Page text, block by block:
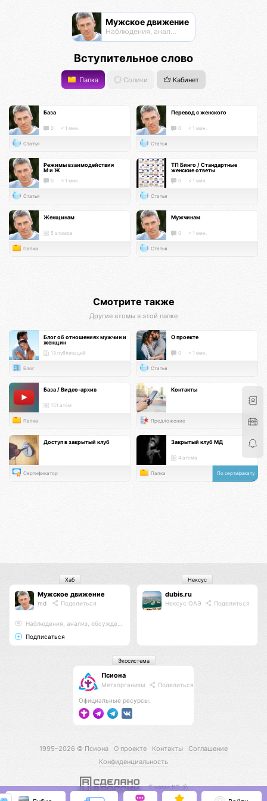
Мужское движение
Наблюдения, анализ, обсуждения
Вступительное слово
Папка Солики Кабинет
База
0 < 1 мин.
Статья
Перевод с женского
0 < 1 мин.
Статья
Режимы взаимодействия
М и Ж
0 < 1 мин.
Статья
ТП Бинго / Стандартные
женские ответы
0 < 1 мин.
Статья
Женщинам
5 атомов
Папка
Мужчинам
0 < 1 мин.
Статья
Смотрите также
Другие атомы в этой папке
Блог об отношениях мужчин и
женщин
13 публикаций
Блог
О проекте
0 < 1 мин.
Статья
База / Видео-архив
151 атом
Папка
Контакты
Предложение
Доступ в закрытый клуб
Сертификатор
Закрытый клуб МД
4 атома
Папка По сертификату
Мужское движение
md Поделиться
Наблюдения, анализ, обсуждения
Подписаться
Хаб
dubis.ru
Нексус ОАЭ Поделиться
Нексус
Псиона
Метаорганизм Поделиться
Официальные ресурсы:
Экосистема
1995–2026 © Псиона О проекте Контакты
Соглашение
Конфиденциальность
С нами КО 🕉️